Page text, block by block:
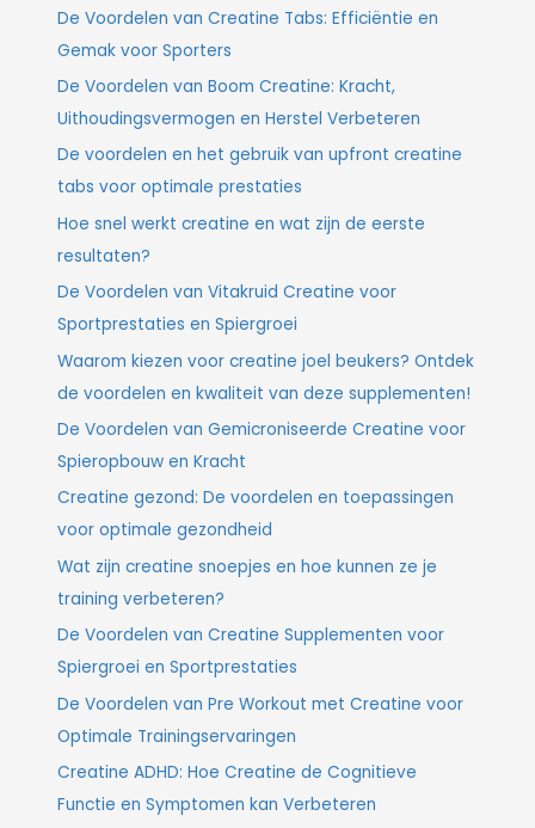
De Voordelen van Creatine Tabs: Efficiëntie en
Gemak voor Sporters
De Voordelen van Boom Creatine: Kracht,
Uithoudingsvermogen en Herstel Verbeteren
De voordelen en het gebruik van upfront creatine
tabs voor optimale prestaties
Hoe snel werkt creatine en wat zijn de eerste
resultaten?
De Voordelen van Vitakruid Creatine voor
Sportprestaties en Spiergroei
Waarom kiezen voor creatine joel beukers? Ontdek
de voordelen en kwaliteit van deze supplementen!
De Voordelen van Gemicroniseerde Creatine voor
Spieropbouw en Kracht
Creatine gezond: De voordelen en toepassingen
voor optimale gezondheid
Wat zijn creatine snoepjes en hoe kunnen ze je
training verbeteren?
De Voordelen van Creatine Supplementen voor
Spiergroei en Sportprestaties
De Voordelen van Pre Workout met Creatine voor
Optimale Trainingservaringen
Creatine ADHD: Hoe Creatine de Cognitieve
Functie en Symptomen kan Verbeteren